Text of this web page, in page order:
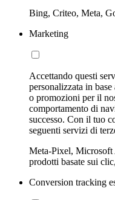
Bing, Criteo, Meta,
Marketing
Accettando questi
personalizzata in
o promozioni per il
comportamento di
successo. Con il tuo
seguenti servizi di
Meta-Pixel, Microsoft
prodotti basate sui
Conversion tracking